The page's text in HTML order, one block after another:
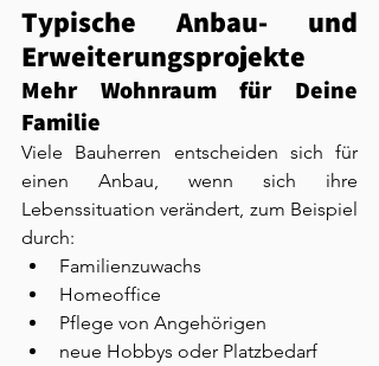
Typische Anbau- und
Erweiterungsprojekte
Mehr Wohnraum für Deine
Familie
Viele Bauherren entscheiden sich für
einen Anbau, wenn sich ihre
Lebenssituation verändert, zum Beispiel
durch:
Familienzuwachs
Homeoffice
Pflege von Angehörigen
neue Hobbys oder Platzbedarf